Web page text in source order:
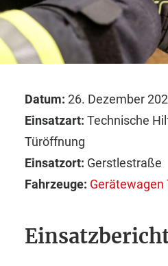
Datum: 26. Dezember
Einsatzart: Technische
Türöffnung
Einsatzort: Gerstlestraße
Fahrzeuge: Gerätewagen